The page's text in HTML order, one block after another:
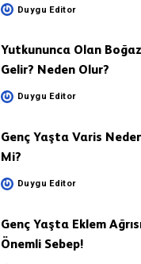
PostedDuygu Editor
Yutkununca Olan
Gelir? Neden Olur?
PostedDuygu Editor
Genç Yaşta Varis
Mi?
PostedDuygu Editor
Genç Yaşta Eklem
Önemli Sebep!